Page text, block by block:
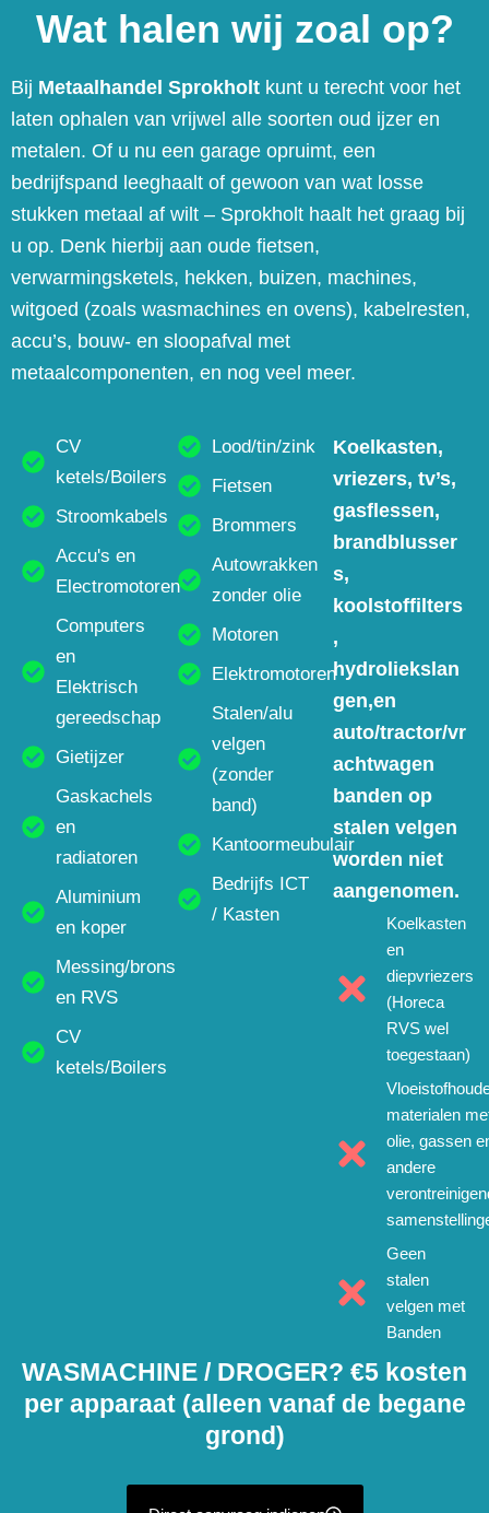
Wat halen wij zoal op?
Bij Metaalhandel Sprokholt kunt u terecht voor het
laten ophalen van vrijwel alle soorten oud ijzer en
metalen. Of u nu een garage opruimt, een
bedrijfspand leeghaalt of gewoon van wat losse
stukken metaal af wilt – Sprokholt haalt het graag bij
u op. Denk hierbij aan oude fietsen,
verwarmingsketels, hekken, buizen, machines,
witgoed (zoals wasmachines en ovens), kabelresten,
accu’s, bouw- en sloopafval met
metaalcomponenten, en nog veel meer.
CV
ketels/Boilers
Stroomkabels
Accu's en
Electromotoren
Computers
en
Elektrisch
gereedschap
Gietijzer
Gaskachels
en
radiatoren
Aluminium
en koper
Messing/brons
en RVS
CV
ketels/Boilers
Lood/tin/zink
Fietsen
Brommers
Autowrakken
zonder olie
Motoren
Elektromotoren
Stalen/alu
velgen
(zonder
band)
Kantoormeubulair
Bedrijfs ICT
/ Kasten
Koelkasten,
vriezers, tv’s,
gasflessen,
brandblusser
s,
koolstoffilters
,
hydroliekslan
gen,en
auto/tractor/vr
achtwagen
banden op
stalen velgen
worden niet
aangenomen.
Koelkasten
en
diepvriezers
(Horeca
RVS wel
toegestaan)
materialen
olie, gassen
andere
Geen
stalen
velgen met
Banden
WASMACHINE / DROGER? €5 kosten
per apparaat (alleen vanaf de begane
grond)